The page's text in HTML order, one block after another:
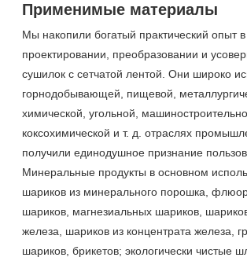
Применимые материалы
Мы накопили богатый практический опыт в
проектировании, преобразовании и
сушилок с сетчатой лентой. Они широко
горнодобывающей, пищевой,
химической, угольной,
коксохимической и т. д. отраслях
получили единодушное признание
Минеральные продукты в основном
шариков из минерального порошка,
шариков, магнезиальных шариков,
железа, шариков из концентрата железа,
шариков, брикетов; экологически чистые